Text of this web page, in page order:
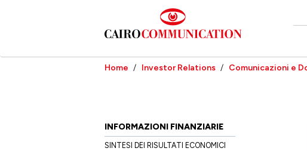
Home Investor Relations Comunicazioni e
INFORMAZIONI FINANZIARIE
SINTESI DEI RISULTATI ECONOMICI